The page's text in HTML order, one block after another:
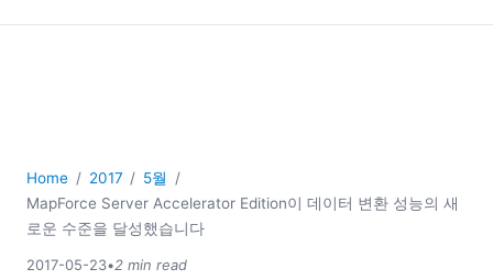
08
2014
2013
Home 2017
5월
MapForce Server Accelerator Edition이 데이터 변환 성능의 새
로운 수준을 달성했습니다
2017-05-23•2 min read